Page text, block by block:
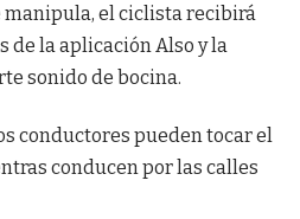
manipula, el ciclista recibirá
de la aplicación Also y la
sonido de bocina.
conductores pueden tocar el
conducen por las calles